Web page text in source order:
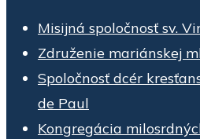
Misijná spoločnosť sv.
Združenie mariánskej
Spoločnosť dcér
de Paul
Kongregácia